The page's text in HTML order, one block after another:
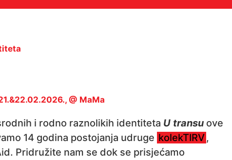
@ MaMa
i rodno raznolikih identiteta U transu ove
14 godina postojanja udruge kolekTIRV ,
Pridružite nam se dok se prisjećamo